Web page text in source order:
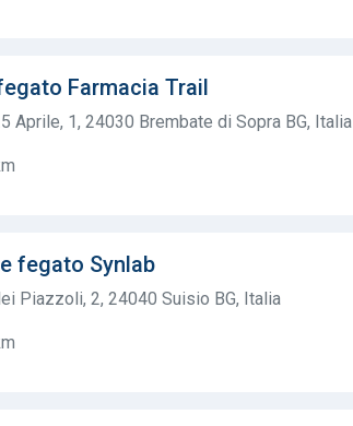
Farmacia Trail
Aprile, 1, 24030 Brembate di Sopra BG, Italia
fegato Synlab
Piazzoli, 2, 24040 Suisio BG, Italia